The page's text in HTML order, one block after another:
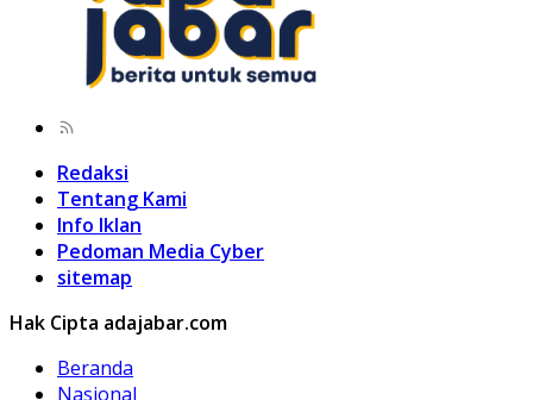
Redaksi
Tentang Kami
Info Iklan
Pedoman Media Cyber
sitemap
Hak Cipta adajabar.com
Beranda
Nasional